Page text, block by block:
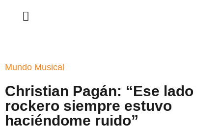
Mundo Musical
Christian Pagán: “Ese lado
rockero siempre estuvo
haciéndome ruido”